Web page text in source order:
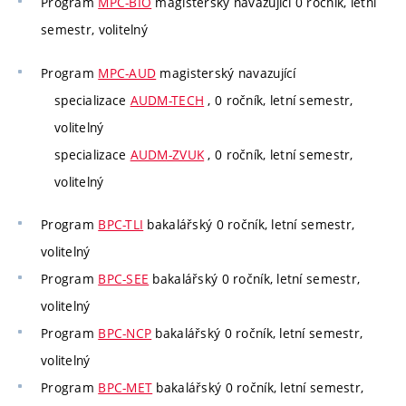
semestr, volitelný
Program MPC-AUD magisterský navazující
specializace AUDM-TECH , 0 ročník, letní semestr,
volitelný
specializace AUDM-ZVUK , 0 ročník, letní semestr,
volitelný
Program BPC-TLI bakalářský 0 ročník, letní semestr,
volitelný
Program BPC-SEE bakalářský 0 ročník, letní semestr,
volitelný
Program BPC-NCP bakalářský 0 ročník, letní semestr,
volitelný
Program BPC-MET bakalářský 0 ročník, letní semestr,